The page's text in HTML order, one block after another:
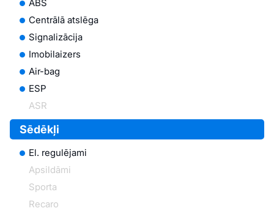
ABS
Centrālā atslēga
Signalizācija
Imobilaizers
Air-bag
ESP
ASR
Sēdēkļi
El. regulējami
Apsildāmi
Sporta
Recaro